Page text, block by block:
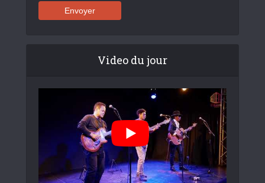
Video du jour